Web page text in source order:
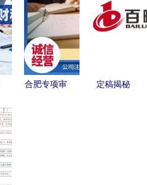
信息、信用
报告与财务
报表全解析
务深度解析
合肥专项审
定稿揭秘